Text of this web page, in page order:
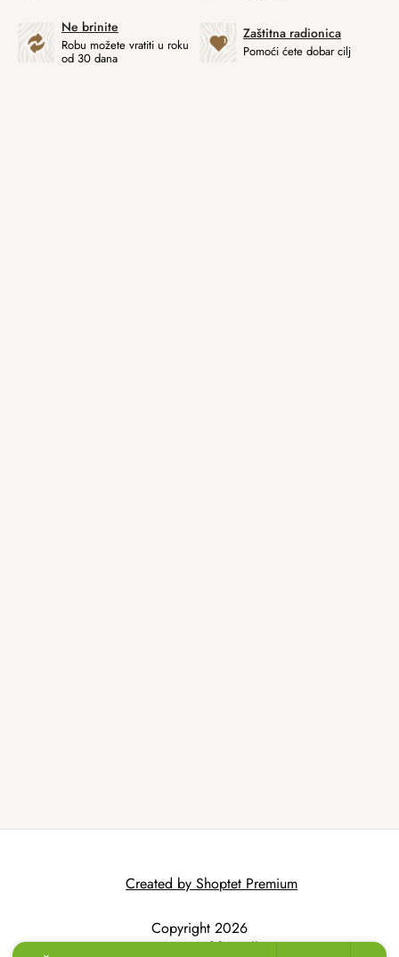
Ne brinite
Robu možete vratiti u roku
od 30 dana
Zaštitna radionica
Pomoći ćete dobar cilj
Created by Shoptet Premium
Copyright 2026
AtmoWood.hr. All